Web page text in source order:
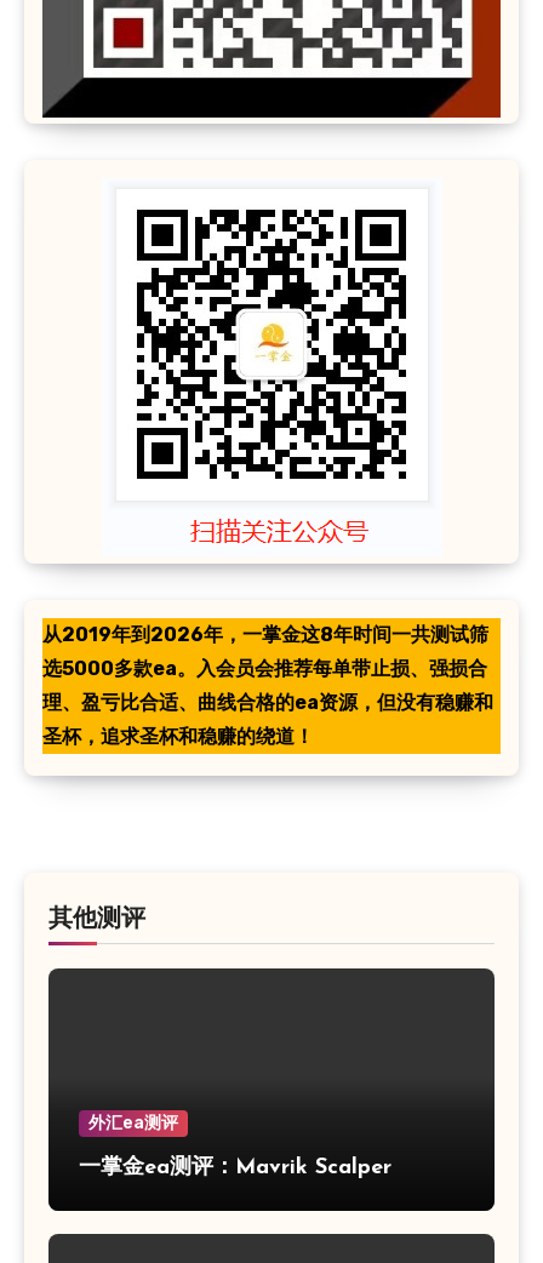
从2019年到2026年，一掌金这8年时间一共测试筛
选5000多款ea。入会员会推荐每单带止损、强损合
理、盈亏比合适、曲线合格的ea资源，但没有稳赚和
圣杯，追求圣杯和稳赚的绕道！
其他测评
外汇ea测评
一掌金ea测评：Mavrik Scalper